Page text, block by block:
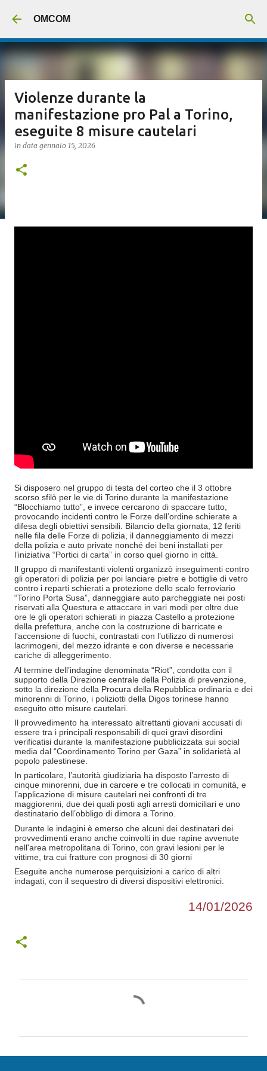
OMCOM
Violenze durante la
manifestazione pro Pal a Torino,
eseguite 8 misure cautelari
in data gennaio 15, 2026
Si disposero nel gruppo di testa del corteo che il 3 ottobre
scorso sfilò per le vie di Torino durante la manifestazione
“Blocchiamo tutto”, e invece cercarono di spaccare tutto,
provocando incidenti contro le Forze dell’ordine schierate a
difesa degli obiettivi sensibili. Bilancio della giornata, 12 feriti
nelle fila delle Forze di polizia, il danneggiamento di mezzi
della polizia e auto private nonché dei beni installati per
l’iniziativa “Portici di carta” in corso quel giorno in città.
Il gruppo di manifestanti violenti organizzò inseguimenti contro
gli operatori di polizia per poi lanciare pietre e bottiglie di vetro
contro i reparti schierati a protezione dello scalo ferroviario
“Torino Porta Susa”, danneggiare auto parcheggiate nei posti
riservati alla Questura e attaccare in vari modi per oltre due
ore le gli operatori schierati in piazza Castello a protezione
della prefettura, anche con la costruzione di barricate e
l’accensione di fuochi, contrastati con l’utilizzo di numerosi
lacrimogeni, del mezzo idrante e con diverse e necessarie
cariche di alleggerimento.
Al termine dell’indagine denominata “Riot”, condotta con il
supporto della Direzione centrale della Polizia di prevenzione,
sotto la direzione della Procura della Repubblica ordinaria e dei
minorenni di Torino, i poliziotti della Digos torinese hanno
eseguito otto misure cautelari.
Il provvedimento ha interessato altrettanti giovani accusati di
essere tra i principali responsabili di quei gravi disordini
verificatisi durante la manifestazione pubblicizzata sui social
media dal “Coordinamento Torino per Gaza” in solidarietà al
popolo palestinese.
In particolare, l’autorità giudiziaria ha disposto l’arresto di
cinque minorenni, due in carcere e tre collocati in comunità, e
l’applicazione di misure cautelari nei confronti di tre
maggiorenni, due dei quali posti agli arresti domiciliari e uno
destinatario dell’obbligo di dimora a Torino.
Durante le indagini è emerso che alcuni dei destinatari dei
provvedimenti erano anche coinvolti in due rapine avvenute
nell'area metropolitana di Torino, con gravi lesioni per le
vittime, tra cui fratture con prognosi di 30 giorni
Eseguite anche numerose perquisizioni a carico di altri
indagati, con il sequestro di diversi dispositivi elettronici.
14/01/2026